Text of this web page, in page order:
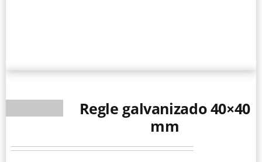
Regle galvanizado 40×40
mm